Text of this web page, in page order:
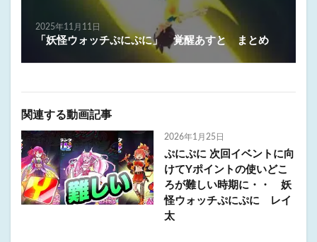
2025年11月11日
「妖怪ウォッチぷにぷに」 覚醒あすと まとめ
関連する動画記事
2026年1月25日
ぷにぷに 次回イベントに向
けてYポイントの使いどこ
ろが難しい時期に・・ 妖
怪ウォッチぷにぷに レイ
太